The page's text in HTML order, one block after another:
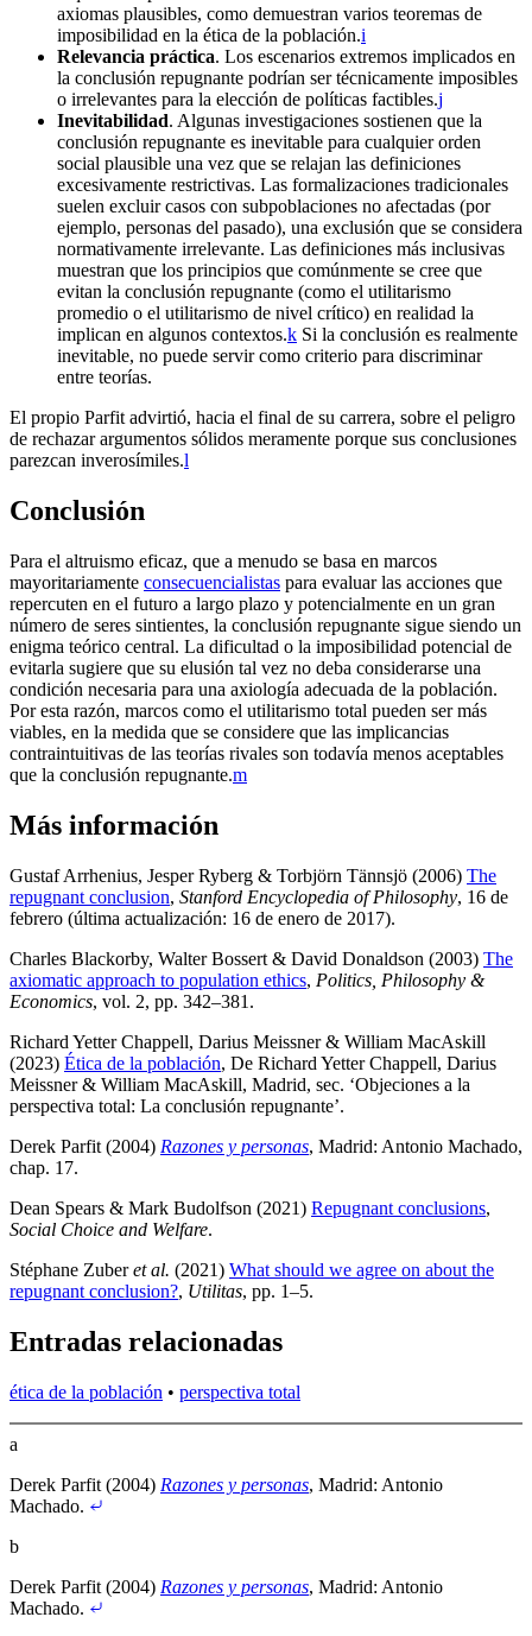
axiomas plausibles, como demuestran varios teoremas de
imposibilidad en la ética de la población.⁠i
Relevancia práctica. Los escenarios extremos implicados en
la conclusión repugnante podrían ser técnicamente imposibles
o irrelevantes para la elección de políticas factibles.⁠j
Inevitabilidad. Algunas investigaciones sostienen que la
conclusión repugnante es inevitable para cualquier orden
social plausible una vez que se relajan las definiciones
excesivamente restrictivas. Las formalizaciones tradicionales
suelen excluir casos con subpoblaciones no afectadas (por
ejemplo, personas del pasado), una exclusión que se considera
normativamente irrelevante. Las definiciones más inclusivas
muestran que los principios que comúnmente se cree que
evitan la conclusión repugnante (como el utilitarismo
promedio o el utilitarismo de nivel crítico) en realidad la
implican en algunos contextos.⁠k Si la conclusión es realmente
inevitable, no puede servir como criterio para discriminar
entre teorías.
El propio Parfit advirtió, hacia el final de su carrera, sobre el peligro
de rechazar argumentos sólidos meramente porque sus conclusiones
parezcan inverosímiles.⁠l
Conclusión
Para el altruismo eficaz, que a menudo se basa en marcos
mayoritariamente consecuencialistas para evaluar las acciones que
repercuten en el futuro a largo plazo y potencialmente en un gran
número de seres sintientes, la conclusión repugnante sigue siendo un
enigma teórico central. La dificultad o la imposibilidad potencial de
evitarla sugiere que su elusión tal vez no deba considerarse una
condición necesaria para una axiología adecuada de la población.
Por esta razón, marcos como el utilitarismo total pueden ser más
viables, en la medida que se considere que las implicancias
contraintuitivas de las teorías rivales son todavía menos aceptables
que la conclusión repugnante.⁠m
Más información
Gustaf Arrhenius, Jesper Ryberg & Torbjörn Tännsjö (2006) The
repugnant conclusion, Stanford Encyclopedia of Philosophy, 16 de
febrero (última actualización: 16 de enero de 2017).
Charles Blackorby, Walter Bossert & David Donaldson (2003) The
axiomatic approach to population ethics, Politics, Philosophy &
Economics, vol. 2, pp. 342–381 .
Richard Yetter Chappell, Darius Meissner & William MacAskill
(2023) Ética de la población, De Richard Yetter Chappell, Darius
Meissner & William MacAskill, Madrid, sec. ‘Objeciones a la
perspectiva total: La conclusión repugnante’.
Derek Parfit (2004) Razones y personas, Madrid: Antonio Machado,
chap. 17.
Dean Spears & Mark Budolfson (2021) Repugnant conclusions,
Social Choice and Welfare.
Stéphane Zuberet al. (2021) What should we agree on about the
repugnant conclusion?, Utilitas, pp. 1–5.
Entradas relacionadas
ética de la población • perspectiva total
a
Derek Parfit (2004) Razones y personas, Madrid: Antonio
Machado.
b
Derek Parfit (2004) Razones y personas, Madrid: Antonio
Machado.